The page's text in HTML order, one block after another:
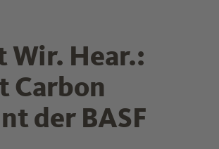
Wir. Hear.:
Carbon
der BASF